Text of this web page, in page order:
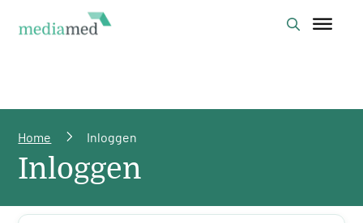
Home Inloggen
Inloggen